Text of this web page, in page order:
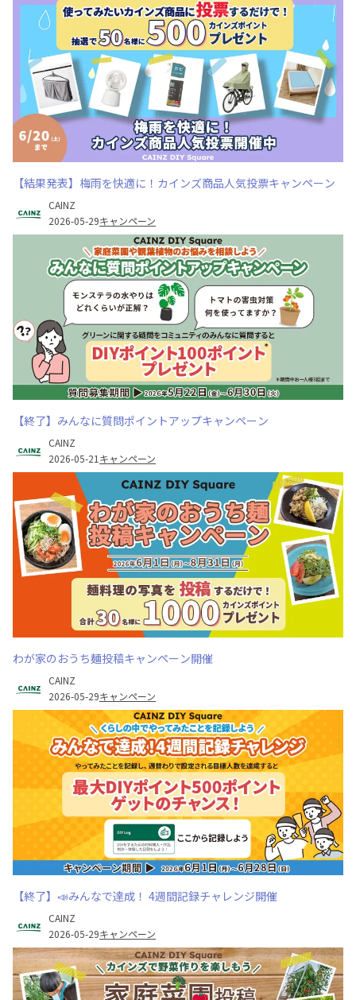
【結果発表】梅雨を快適に！カインズ商品人気投票キャンペーン
CAINZ
2026-05-29キャンペーン
【終了】みんなに質問ポイントアップキャンペーン
CAINZ
2026-05-21 キャンペーン
わが家のおうち麺投稿キャンペーン開催
CAINZ
2026-05-29キャンペーン
【終了】📣みんなで達成！ 4週間記録チャレンジ開催
CAINZ
2026-05-29キャンペーン